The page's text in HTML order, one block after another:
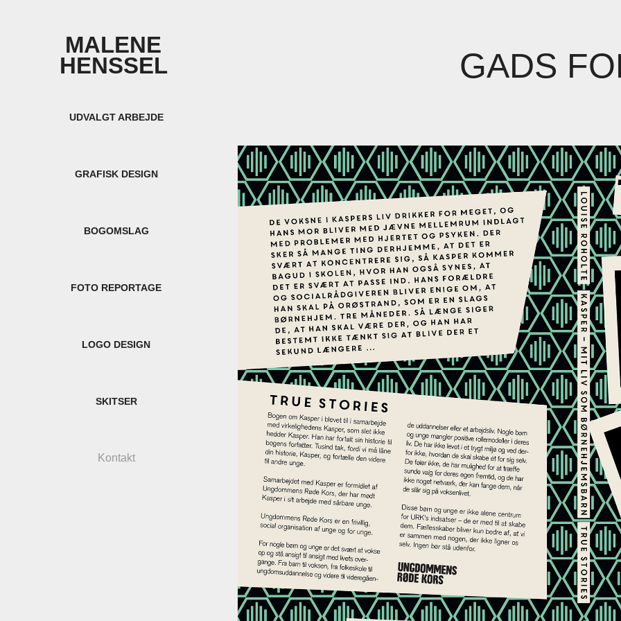
MALENE
HENSSEL
UDVALGT ARBEJDE
GRAFISK DESIGN
BOGOMSLAG
FOTO REPORTAGE
LOGO DESIGN
SKITSER
Kontakt
GADS